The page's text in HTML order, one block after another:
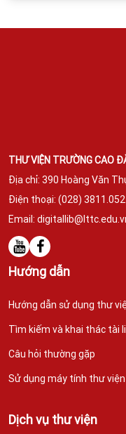
THƯ VIỆN TRƯỜNG CAO
Địa chỉ: 390 Hoàng Văn
Điện thoại: (028)
Email:
Hướng dẫn
Hướng dẫn sử dụng thư
Tìm kiếm và khai thác tài
Câu hỏi thường gặp
Sử dụng máy tính thư viện
Dịch vụ thư viện